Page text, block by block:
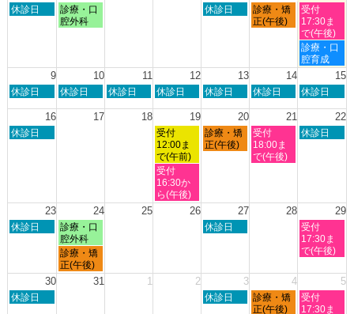
月
27th
月
1st
2026
日
2nd
休診日
月
曜
3rd
診療・口
腔外科
木
6th
休診日
金
曜
7th
診療・矯
正(午後)
土
曜
日,
8
月
8th
受付
17:30ま
で(午後)
土
曜
日,
月
診療・口
腔育成
9 10 11 12 13 14 15
日
8
月
休診日
月
休診日
火
休診日
水
8
月
12th
2026
休診日
木
8
月
13th
休診日
金
8
月
14th
2026
休診日
土
8
月
休診日
16 17 18 19 20 21 22
日
2026
休診日
水
曜
日,
8
月
19th
2026
受付
12:00ま
で(午前)
木
曜
2026
診療・矯
正(午後)
金
曜
日,
2026
受付
18:00ま
で(午後)
土
2026
休診日
水
曜
日,
8
受付
16:30か
ら(午後)
23 24 25 26 27 28 29
日
月
2026
休診日
月
曜
日,
8
月
診療・口
腔外科
木
月
2026
休診日
土
曜
日,
月
2026
受付
17:30ま
で(午後)
月
曜
日,
診療・矯
正(午後)
30 31 1 2 3 4 5
日
休診日
木
休診日
金
曜
診療・矯
正(午後)
土
曜
受付
17:30ま